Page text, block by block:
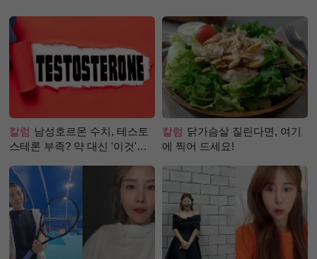
칼럼 남성호르몬 수치, 테스토
스테론 부족? 약 대신 '이것'으
칼럼 닭가슴살 질린다면, 여기
에 찍어 드세요!